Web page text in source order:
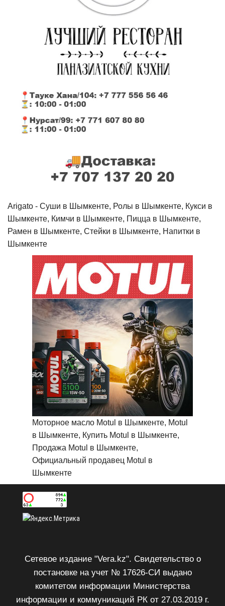
Arigato - Cуши в Шымкенте, Ролы в Шымкенте, Кукси в
Шымкенте, Кимчи в Шымкенте, Пицца в Шымкенте,
Рамен в Шымкенте, Стейки в Шымкенте, Напитки в
Шымкенте
Моторное масло Motul в Шымкенте, Motul
в Шымкенте, Купить Motul в Шымкенте,
Продажа Motul в Шымкенте,
Официальный продавец Motul в
Шымкенте
Сетевое издание "Vera.kz". Свидетельство о
постановке на учет № 17626-СИ выдано
комитетом информации Министерства
информации и коммуникаций РК от 27.03.2019 г.